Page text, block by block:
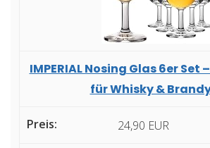
IMPERIAL Nosing Glas 6er
für Whisky &
24,90 EUR